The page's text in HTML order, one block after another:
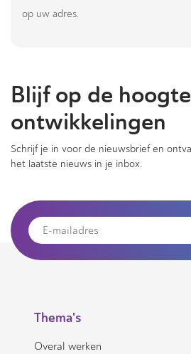
op uw adres.
Blijf op de
ontwikkelingen
Schrijf je in voor de nieuwsbrief en
het laatste nieuws in je inbox.
Thema's
Overal werken